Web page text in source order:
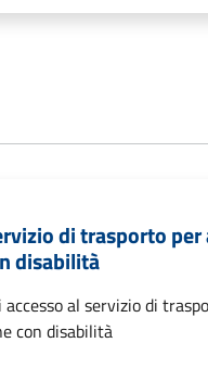
di trasporto per
disabilità
al servizio di
con disabilità